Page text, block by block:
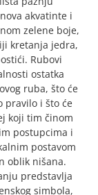
akvatinte i
zelene boje,
kretanja jedra,
Rubovi
ostatka
ruba, što će
pravilo i što će
koji tim činom
postupcima i
postavom
oblik nišana.
predstavlja
simbola,